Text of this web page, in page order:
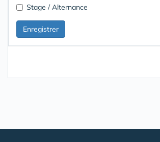
Stage / Alternance